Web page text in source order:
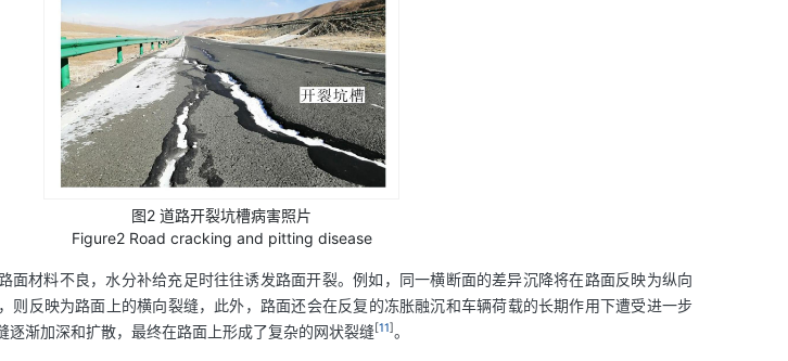
图2 道路开裂坑槽病害照片
Figure2 Road cracking and pitting disease
面材料不良，水分补给充足时往往诱发路面开裂。例如，同一横断面的差异沉降将在路面反映为纵向
则反映为路面上的横向裂缝，此外，路面还会在反复的冻胀融沉和车辆荷载的长期作用下遭受进一步
逐渐加深和扩散，最终在路面上形成了复杂的网状裂缝[11]。